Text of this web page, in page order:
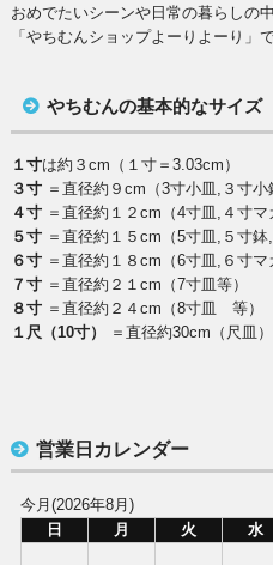
おめでたいシーンや日常の暮らしの
「やちむんショップよーりよーり」
やちむんの基本的なサイズ
１寸は約３cm（１寸＝3.03cm）
３寸 ＝直径約９cm（3寸小皿,３寸小
４寸 ＝直径約１２cm（4寸皿,４寸マ
５寸 ＝直径約１５cm（5寸皿,５寸鉢,
６寸 ＝直径約１８cm（6寸皿,６寸マ
７寸 ＝直径約２１cm（7寸皿等）
８寸 ＝直径約２４cm（8寸皿 等）
１尺（10寸）
＝直径約30cm（尺皿）
営業日カレンダー
今月(2026年8月)
日
月 火 水